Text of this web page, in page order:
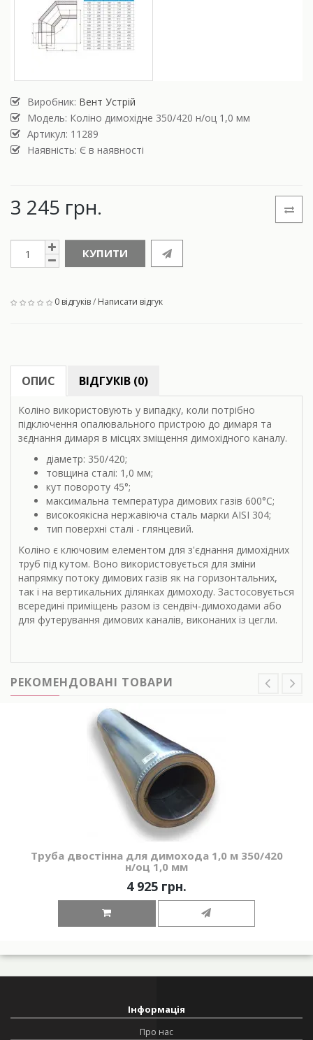
Виробник: Вент Устрій
Модель: Коліно димохідне 350/420 н/оц 1,0 мм
Артикул: 11289
Наявність: Є в наявності
3 245 грн.
КУПИТИ
0 відгуків/ Написати відгук
ОПИС ВІДГУКІВ (0)
Коліно використовують у випадку, коли потрібно
підключення опалювального пристрою до димаря та
зєднання димаря в місцях зміщення димохідного каналу.
діаметр: 350/420;
товщина сталі: 1,0 мм;
кут повороту 45°;
максимальна температура димових газів 600°С;
високоякісна нержавіюча сталь марки AISI 304;
тип поверхні сталі - глянцевий.
Коліно є ключовим елементом для з'єднання димохідних
труб під кутом. Воно використовується для зміни
напрямку потоку димових газів як на горизонтальних,
так і на вертикальних ділянках димоходу. Застосовується
всередині приміщень разом із сендвіч-димоходами або
для футерування димових каналів, виконаних із цегли.
РЕКОМЕНДОВАНІ ТОВАРИ
Труба двостінна для димохода 1,0 м 350/420
н/оц 1,0 мм
4 925 грн.
Інформація
Про нас